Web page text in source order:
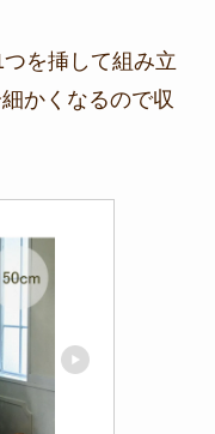
を挿して組み立
かくなるので収